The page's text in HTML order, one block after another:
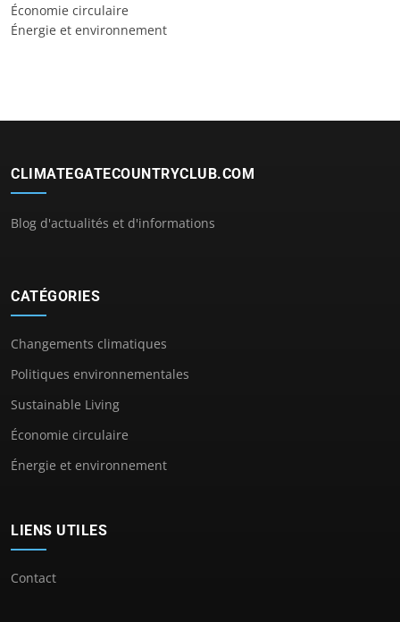
Économie circulaire
Énergie et environnement
CLIMATEGATECOUNTRYCLUB.COM
Blog d'actualités et d'informations
CATÉGORIES
Changements climatiques
Politiques environnementales
Sustainable Living
Économie circulaire
Énergie et environnement
LIENS UTILES
Contact